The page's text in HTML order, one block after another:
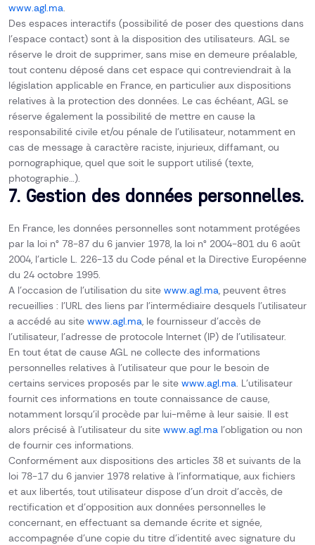
www.agl.ma
Des espaces interactifs (possibilité de poser des questions dans
l’espace contact) sont à la disposition des utilisateurs. AGL se
réserve le droit de supprimer, sans mise en demeure préalable,
tout contenu déposé dans cet espace qui contreviendrait à la
législation applicable en France, en particulier aux dispositions
relatives à la protection des données. Le cas échéant, AGL se
réserve également la possibilité de mettre en cause la
responsabilité civile et/ou pénale de l’utilisateur, notamment en
cas de message à caractère raciste, injurieux, diffamant, ou
pornographique, quel que soit le support utilisé (texte,
photographie…).
7. Gestion des données personnelles.
En France, les données personnelles sont notamment protégées
par la loi n° 78-87 du 6 janvier 1978, la loi n° 2004-801 du 6 août
2004, l’article L. 226-13 du Code pénal et la Directive Européenne
du 24 octobre 1995.
A l’occasion de l’utilisation du site www.agl.ma , peuvent êtres
recueillies : l’URL des liens par l’intermédiaire desquels l’utilisateur
a accédé au site www.agl.ma , le fournisseur d’accès de
l’utilisateur, l’adresse de protocole Internet (IP) de l’utilisateur.
En tout état de cause AGL ne collecte des informations
personnelles relatives à l’utilisateur que pour le besoin de
certains services proposés par le site www.agl.ma . L’utilisateur
fournit ces informations en toute connaissance de cause,
notamment lorsqu’il procède par lui-même à leur saisie. Il est
alors précisé à l’utilisateur du site www.agl.ma l’obligation ou non
de fournir ces informations.
Conformément aux dispositions des articles 38 et suivants de la
loi 78-17 du 6 janvier 1978 relative à l’informatique, aux fichiers
et aux libertés, tout utilisateur dispose d’un droit d’accès, de
rectification et d’opposition aux données personnelles le
concernant, en effectuant sa demande écrite et signée,
accompagnée d’une copie du titre d’identité avec signature du